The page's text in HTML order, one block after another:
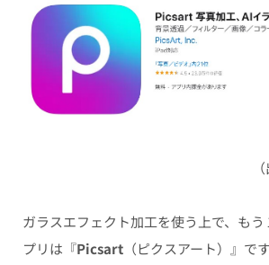
ガラスエフェクト加工を使う上で、も
プリは『Picsart（ピクスアート）』です